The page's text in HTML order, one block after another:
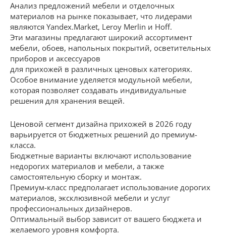
Анализ предложений мебели и отделочных
материалов на рынке показывает, что лидерами
являются Yandex.Market, Leroy Merlin и Hoff.
Эти магазины предлагают широкий ассортимент
мебели, обоев, напольных покрытий, осветительных
приборов и аксессуаров
для прихожей в различных ценовых категориях.
Особое внимание уделяется модульной мебели,
которая позволяет создавать индивидуальные
решения для хранения вещей.
Ценовой сегмент дизайна прихожей в 2026 году
варьируется от бюджетных решений до премиум-
класса.
Бюджетные варианты включают использование
недорогих материалов и мебели, а также
самостоятельную сборку и монтаж.
Премиум-класс предполагает использование дорогих
материалов, эксклюзивной мебели и услуг
профессиональных дизайнеров.
Оптимальный выбор зависит от вашего бюджета и
желаемого уровня комфорта.